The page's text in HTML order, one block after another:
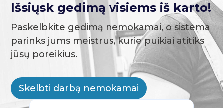
Išsiųsk gedimą visiems iš karto!
Paskelbkite gedimą nemokamai, o sistema
parinks jums meistrus, kurie puikiai atitiks
jūsų poreikius.
Skelbti darbą nemokamai